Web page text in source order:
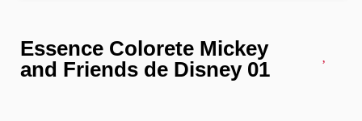
Essence Colorete Mickey
and Friends de Disney 01